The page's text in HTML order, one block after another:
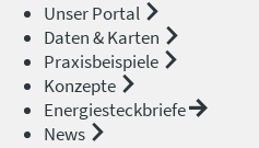
Unser Portal
Daten & Karten
Praxisbeispiele
Konzepte
Energiesteckbriefe
News